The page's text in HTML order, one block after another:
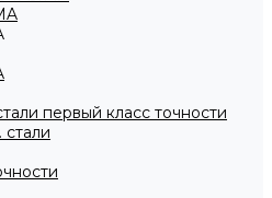
первый класс точности